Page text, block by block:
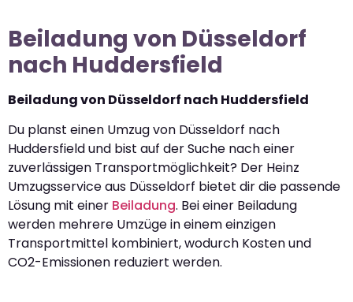
Beiladung von Düsseldorf
nach Huddersfield
Beiladung von Düsseldorf nach Huddersfield
Du planst einen Umzug von Düsseldorf nach
Huddersfield und bist auf der Suche nach einer
zuverlässigen Transportmöglichkeit? Der Heinz
Umzugsservice aus Düsseldorf bietet dir die passende
Lösung mit einer Beiladung. Bei einer Beiladung
werden mehrere Umzüge in einem einzigen
Transportmittel kombiniert, wodurch Kosten und
CO2-Emissionen reduziert werden.